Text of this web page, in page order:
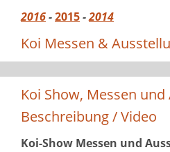
2016-2015-2014
Koi Messen &
Koi Show, Messen
Beschreibung / Video
Koi-Show Messen und